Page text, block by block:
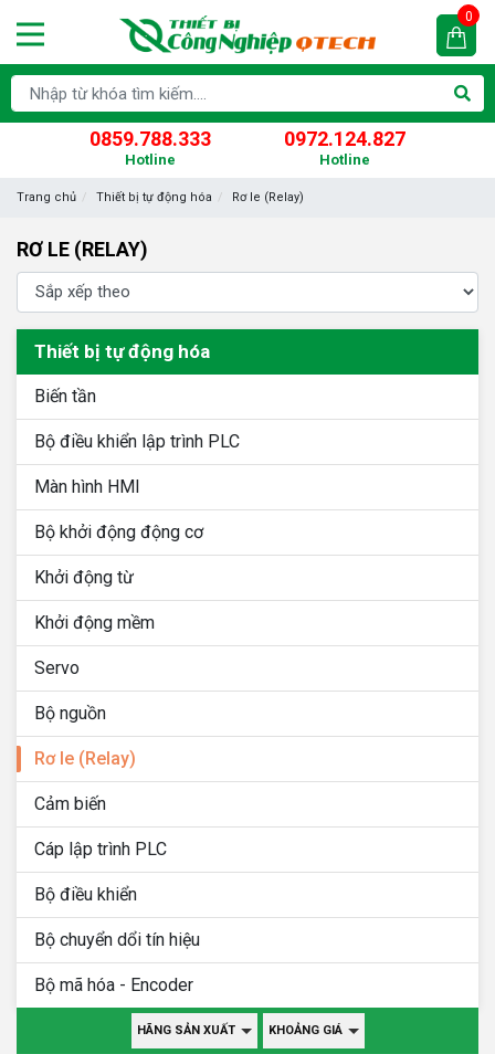
0859.788.333
Hotline
0972.124.827
Hotline
0
Trang chủ Thiết bị tự động hóa Rơ le (Relay)
RƠ LE (RELAY)
Thiết bị tự động hóa
Biến tần
Bộ điều khiển lập trình PLC
Màn hình HMI
Bộ khởi động động cơ
Khởi động từ
Khởi động mềm
Servo
Bộ nguồn
Rơ le (Relay)
Cảm biến
Cáp lập trình PLC
Bộ điều khiển
Bộ chuyển dổi tín hiệu
Bộ mã hóa - Encoder
HÃNG SẢN XUẤT KHOẢNG GIÁ